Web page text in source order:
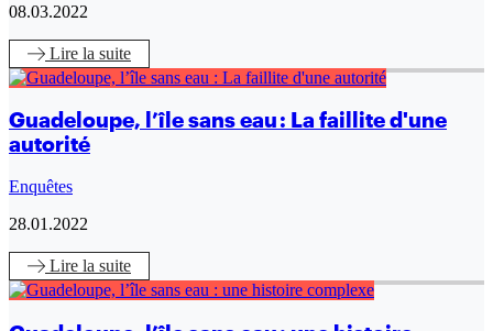
08.03.2022
Lire la suite
Guadeloupe, l’île sans eau : La faillite d'une
autorité
Enquêtes
28.01.2022
Lire la suite